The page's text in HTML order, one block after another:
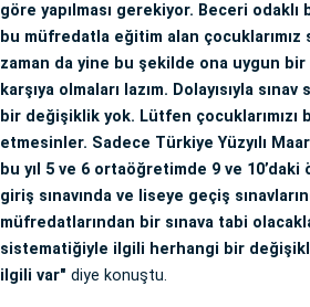
göre yapılması gerekiyor. Beceri
bu müfredatla eğitim alan çocuklarımız
zaman da yine bu şekilde ona uygun bir
karşıya olmaları lazım. Dolayısıyla
bir değişiklik yok. Lütfen çocuklarımızı
etmesinler. Sadece Türkiye Yüzyılı
bu yıl 5 ve 6 ortaöğretimde 9 ve
giriş sınavında ve liseye geçiş
müfredatlarından bir sınava tabi
sistematiğiyle ilgili herhangi bir
ilgili var" diye konuştu.